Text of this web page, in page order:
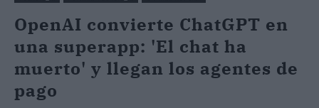
OpenAI convierte ChatGPT en
una superapp: 'El chat ha
muerto' y llegan los agentes de
pago